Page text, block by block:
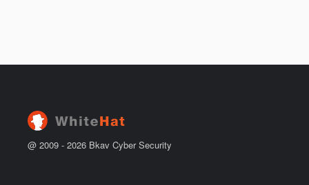
@ 2009 - 2026 Bkav Cyber Security